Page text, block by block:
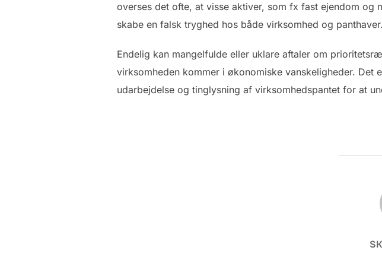
overses det ofte, at visse aktiver, som fx fast ejendom
skabe en falsk tryghed hos både virksomhed og panthaver.
Endelig kan mangelfulde eller uklare aftaler om
virksomheden kommer i økonomiske vanskeligheder.
udarbejdelse og tinglysning af virksomhedspantet for at